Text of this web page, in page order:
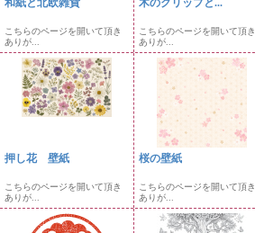
和紙と北欧雑貨
こちらのページを開いて頂き
ありが...
木のクリップと...
こちらのページを開いて頂き
ありが...
押し花 壁紙
こちらのページを開いて頂き
ありが...
桜の壁紙
こちらのページを開いて頂き
ありが...